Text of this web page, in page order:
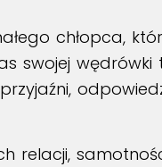
chłopca,
swojej